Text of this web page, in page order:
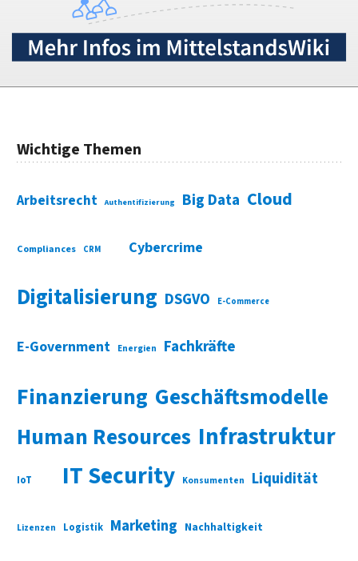
Wichtige Themen
Arbeitsrecht Authentifizierung Big Data Cloud
Compliances CRM Cybercrime
Digitalisierung DSGVO E-Commerce
E-Government Energien Fachkräfte
Finanzierung Geschäftsmodelle
Human Resources Infrastruktur
IoT IT Security Konsumenten Liquidität
Lizenzen Logistik Marketing Nachhaltigkeit